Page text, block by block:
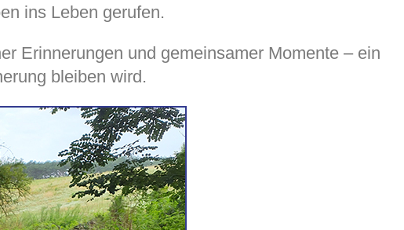
ins Leben gerufen.
Erinnerungen und gemeinsamer Momente – ein
bleiben wird.